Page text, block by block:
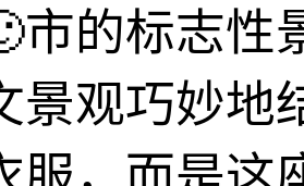
市的标志性
景观巧妙地